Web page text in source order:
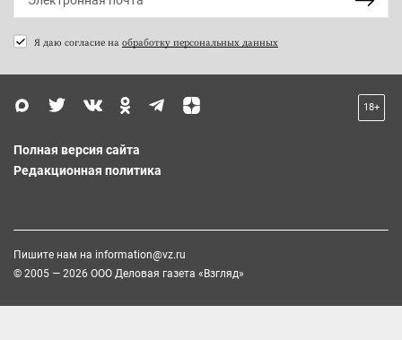
Я даю согласие на обработку персональных данных
18+
Полная версия сайта
Редакционная политика
Пишите нам на information@vz.ru
© 2005 — 2026 ООО Деловая газета «Взгляд»